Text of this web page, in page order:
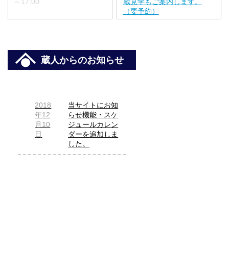
（要予約）
蔵人からのお知らせ
2018
年12
月10
日
当サイトにお知
らせ機能・スケ
ジュールカレン
ダーを追加しま
した。